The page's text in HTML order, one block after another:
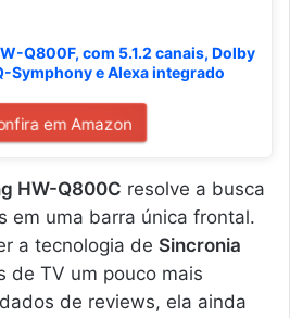
Q800F, com 5.1.2 canais, Dolby
Symphony e Alexa integrado
em Amazon
HW-Q800C resolve a busca
em uma barra única frontal.
a tecnologia de Sincronia
de TV um pouco mais
de reviews, ela ainda